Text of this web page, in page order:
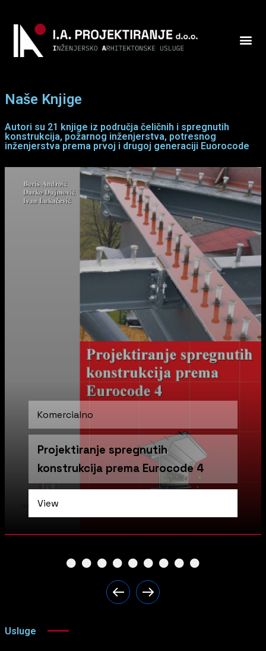
Naše Knjige
Autori su 21 knjige iz područja čeličnih i spregnutih
konstrukcija, požarnog inženjerstva, potresnog
inženjerstva prema prvoj i drugoj generaciji Euorocode
Komercialno
Projektiranje spregnutih
konstrukcija prema Eurocode 4
View
Usluge